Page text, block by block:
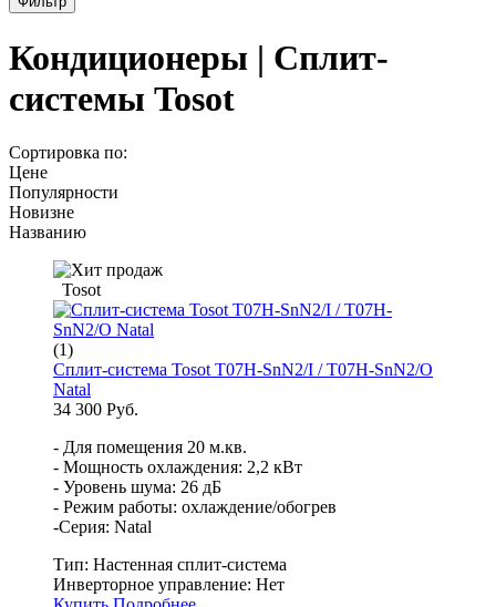
Кондиционеры | Сплит-
системы Tosot
Сортировка по:
Цене
Популярности
Новизне
Названию
Tosot
(1)
Сплит-система Tosot T07H-SnN2/I / T07H-SnN2/O
Natal
34 300 Руб.
- Для помещения 20 м.кв.
- Мощность охлаждения: 2,2 кВт
- Уровень шума: 26 дБ
- Режим работы: охлаждение/обогрев
-Серия: Natal
Тип: Настенная сплит-система
Инверторное управление: Нет